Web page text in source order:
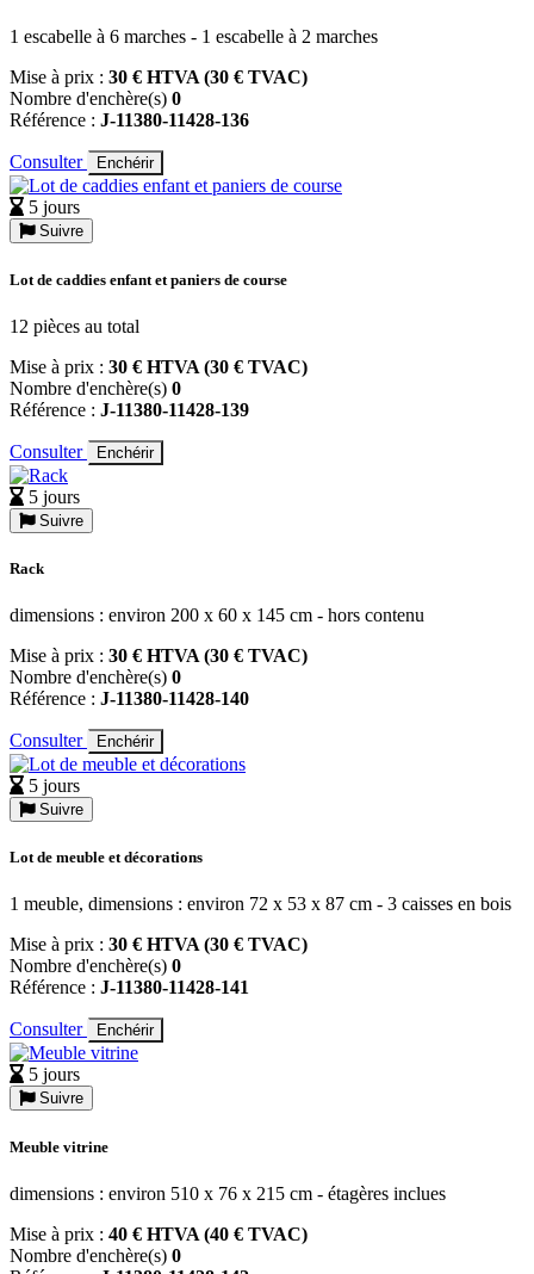
1 escabelle à 6 marches - 1 escabelle à 2 marches
Mise à prix : 30 € HTVA (30 € TVAC)
Nombre d'enchère(s) 0
Référence : J-11380-11428-136
Consulter Enchérir
5 jours
Suivre
Lot de caddies enfant et paniers de course
12 pièces au total
Mise à prix : 30 € HTVA (30 € TVAC)
Nombre d'enchère(s) 0
Référence : J-11380-11428-139
Consulter Enchérir
5 jours
Suivre
Rack
dimensions : environ 200 x 60 x 145 cm - hors contenu
Mise à prix : 30 € HTVA (30 € TVAC)
Nombre d'enchère(s) 0
Référence : J-11380-11428-140
Consulter Enchérir
5 jours
Suivre
Lot de meuble et décorations
1 meuble, dimensions : environ 72 x 53 x 87 cm - 3 caisses en bois
Mise à prix : 30 € HTVA (30 € TVAC)
Nombre d'enchère(s) 0
Référence : J-11380-11428-141
Consulter Enchérir
5 jours
Suivre
Meuble vitrine
dimensions : environ 510 x 76 x 215 cm - étagères inclues
Mise à prix : 40 € HTVA (40 € TVAC)
Nombre d'enchère(s) 0